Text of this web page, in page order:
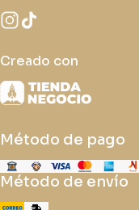
Creado con
Método de pago
Método de envío